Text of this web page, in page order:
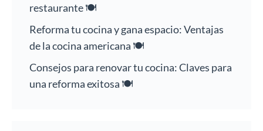
restaurante 🍽️
Reforma tu cocina y gana espacio: Ventajas
de la cocina americana 🍽️
Consejos para renovar tu cocina: Claves para
una reforma exitosa 🍽️